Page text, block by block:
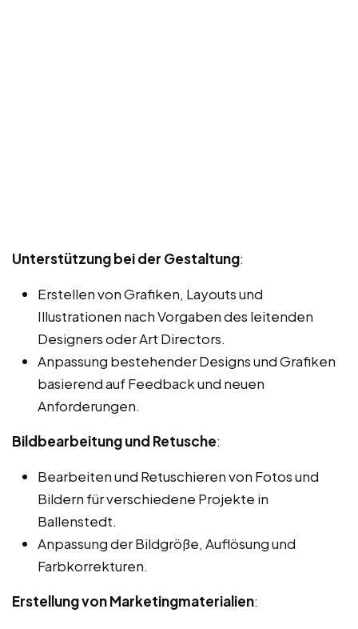
Unterstützung bei der Gestaltung:
Erstellen von Grafiken, Layouts und
Illustrationen nach Vorgaben des leitenden
Designers oder Art Directors.
Anpassung bestehender Designs und Grafiken
basierend auf Feedback und neuen
Anforderungen.
Bildbearbeitung und Retusche:
Bearbeiten und Retuschieren von Fotos und
Bildern für verschiedene Projekte in
Ballenstedt.
Anpassung der Bildgröße, Auflösung und
Farbkorrekturen.
Erstellung von Marketingmaterialien: